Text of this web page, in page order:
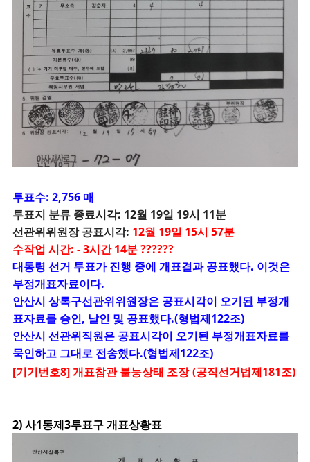
투표수: 2,756 매
투표지 분류 종료시각: 12월 19일 19시 11분
선관위위원장 공표시각: 12월 19일 15시 57분
수작업 시간: - 3시간 14분 ??????
대통령 선거 투표가 진행 중에 개표결과 공표했다. 이것은
부정개표자료이다.
안산시 상록구선관위위원장은 공표시각이 오기된 부정개
표자료를 승인, 날인 및 공표했다.(형법제122조)
안산시 선관위직원은 공표시각이 오기된 부정개표자료를
묵인하고 그대로 전송했다.(형법제122조)
[기기번호8] 개표참관 불능상태 조장 (공직선거법제181조)
2) 사1동제3투표구 개표상황표